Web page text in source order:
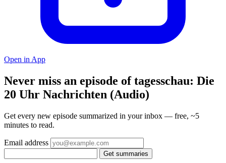
Open in App
Never miss an episode of tagesschau: Die
20 Uhr Nachrichten (Audio)
Get every new episode summarized in your inbox — free, ~5
minutes to read.
Email address
Get summaries